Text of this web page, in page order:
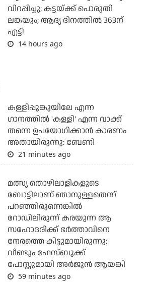
വിറപ്പിച്ചു; കട്ടയ്ക്ക് പൊരുതി
ലങ്കയും; ആദ്യ ദിനത്തില്‍ 363ന്
എട്ട്!
14 hours ago
കള്ളിപ്പൂങ്കുയിലേ എന്ന
ഗാനത്തിൽ 'കള്ളി' എന്ന വാക്ക്
തന്നെ ഉപയോഗിക്കാൻ കാരണം
അതായിരുന്നു: ബേണി
21 minutes ago
മത്സ്യ തൊഴിലാളികളുടെ
ബോട്ടിലാണ് ഞാനുള്ളതെന്ന്
പറഞ്ഞിരുന്നെങ്കില്‍
റോഡിലിരുന്ന് കരയുന്ന ആ
സഹോദരിക്ക് ഭര്‍ത്താവിനെ
നേരത്തെ കിട്ടുമായിരുന്നു:
വീണ്ടും ഫേസ്ബുക്ക്
പോസ്റ്റുമായി അര്‍ജുന്‍ ആയങ്കി
59 minutes ago